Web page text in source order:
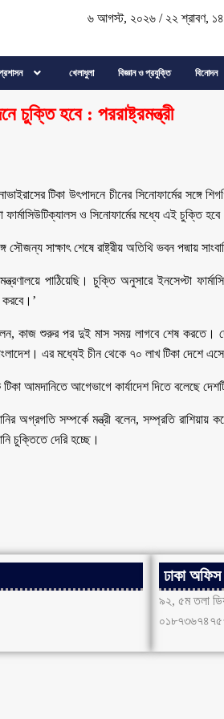
৬ আগস্ট, ২০২৬/ ২২ শ্রাবণ,
খেলাধুলা বিজ্ঞান ও প্রযুক্তি বিনোদন
চুক্তি হবে : পররাষ্ট্রমন্ত্রী
টিকা উৎপাদনে চীনের সিনোফার্মের সঙ্গে
ফার্মাসিউটিক্যালস ও সিনোফার্মের মধ্যে এই চুক্তি
সাক্ষাৎ শেষে রাষ্ট্রীয় অতিথি ভবন পদ্মায়
পাঠিয়েছি। চুক্তি অনুসারে ইনসেপ্টা
করবে।’
কাজ শুরুর পর দুই মাস সময় লাগবে শেষ করতে।
এর মধ্যেই চীন থেকে ৭০ লাখ টিকা দেশে
টিকা আমদানিতে আগেভাগে কার্যাদেশ দিতে বলেছে
অগ্রগতি সম্পর্কে মন্ত্রী বলেন, সম্প্রতি রাশিয়ায়
চুক্তিতে দেরি হচ্ছে।
ঢাকা অফিস
৯২, ৫ম তলা